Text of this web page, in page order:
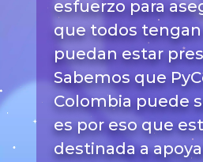
esfuerzo para
que todos tengan
puedan estar
Sabemos que
Colombia puede
es por eso que
destinada a